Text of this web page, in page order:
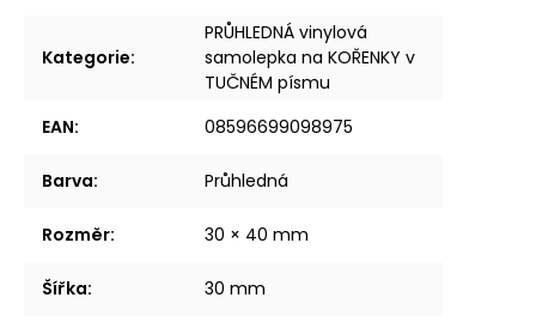
Kategorie:
PRŮHLEDNÁ vinylová
samolepka na KOŘENKY v
TUČNÉM písmu
EAN: 08596699098975
Barva: Průhledná
Rozměr: 30 × 40 mm
Šířka: 30 mm